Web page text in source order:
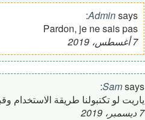
Adminsays:
Pardon, je ne sais pas
7 أغسطس، 2019
Samsays:
ياريت لو تكتبولنا طريقة الاستخدام
7 ديسمبر، 2019